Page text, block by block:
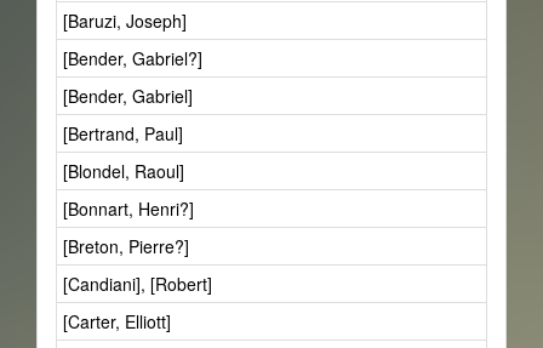
[Baruzi, Joseph]
[Bender, Gabriel?]
[Bender, Gabriel]
[Bertrand, Paul]
[Blondel, Raoul]
[Bonnart, Henri?]
[Breton, Pierre?]
[Candiani], [Robert]
[Carter, Elliott]